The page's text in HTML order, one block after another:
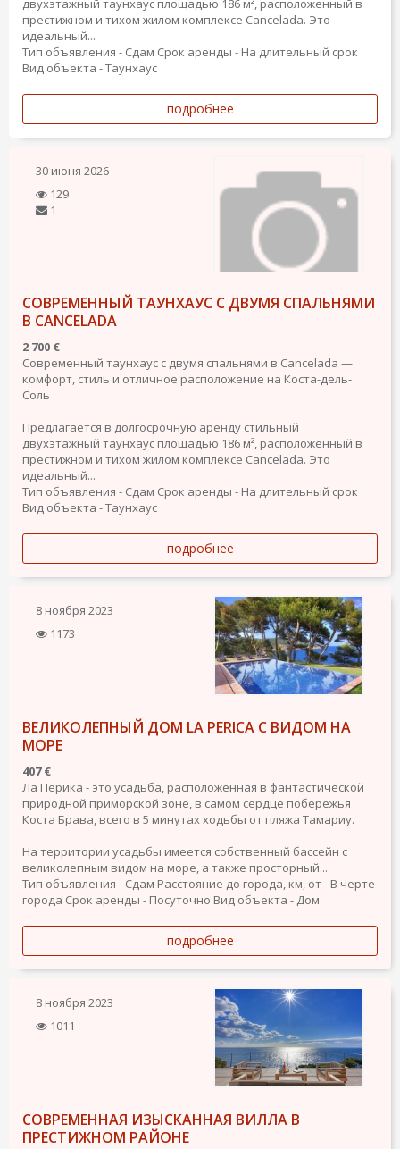
престижном и тихом жилом комплексе Cancelada. Это
идеальный...
Тип объявления - Сдам Срок аренды - На длительный срок
Вид объекта - Таунхаус
подробнее
30 июня 2026
129
1
СОВРЕМЕННЫЙ ТАУНХАУС С ДВУМЯ СПАЛЬНЯМИ
В CANCELADA
2 700 €
Современный таунхаус с двумя спальнями в Cancelada —
комфорт, стиль и отличное расположение на Коста-дель-
Соль
Предлагается в долгосрочную аренду стильный
двухэтажный таунхаус площадью 186 м², расположенный в
престижном и тихом жилом комплексе Cancelada. Это
идеальный...
Тип объявления - Сдам Срок аренды - На длительный срок
Вид объекта - Таунхаус
подробнее
8 ноября 2023
1173
ВЕЛИКОЛЕПНЫЙ ДОМ LA PERICA С ВИДОМ НА
МОРЕ
407 €
Ла Перика - это усадьба, расположенная в фантастической
природной приморской зоне, в самом сердце побережья
Коста Брава, всего в 5 минутах ходьбы от пляжа Тамариу.
На территории усадьбы имеется собственный бассейн с
великолепным видом на море, а также просторный...
Тип объявления - Сдам Расстояние до города, км, от - В черте
города Срок аренды - Посуточно Вид объекта - Дом
подробнее
8 ноября 2023
1011
СОВРЕМЕННАЯ ИЗЫСКАННАЯ ВИЛЛА В
ПРЕСТИЖНОМ РАЙОНЕ